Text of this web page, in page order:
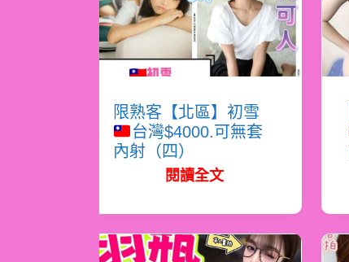
限熟客【北區】初雪
台灣$4000.可無套
內射（四）
閱讀全文